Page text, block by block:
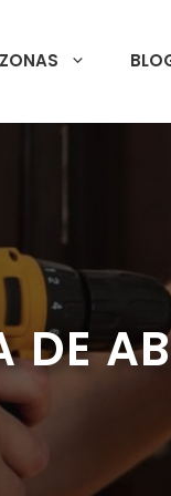
ZONAS
DE